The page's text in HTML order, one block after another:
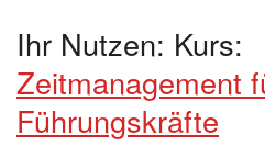
Ihr Nutzen: Kurs:
Zeitmanagement
Führungskräfte